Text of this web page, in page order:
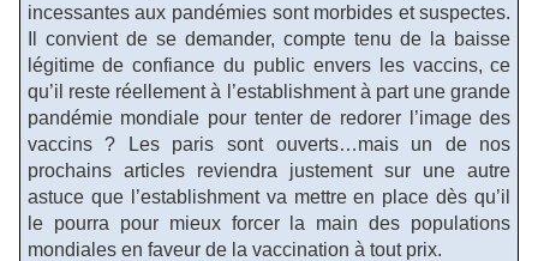
incessantes aux pandémies sont morbides et suspectes.
Il convient de se demander, compte tenu de la baisse
légitime de confiance du public envers les vaccins, ce
qu’il reste réellement à l’establishment à part une grande
pandémie mondiale pour tenter de redorer l’image des
vaccins ? Les paris sont ouverts…mais un de nos
prochains articles reviendra justement sur une autre
astuce que l’establishment va mettre en place dès qu’il
le pourra pour mieux forcer la main des populations
mondiales en faveur de la vaccination à tout prix.